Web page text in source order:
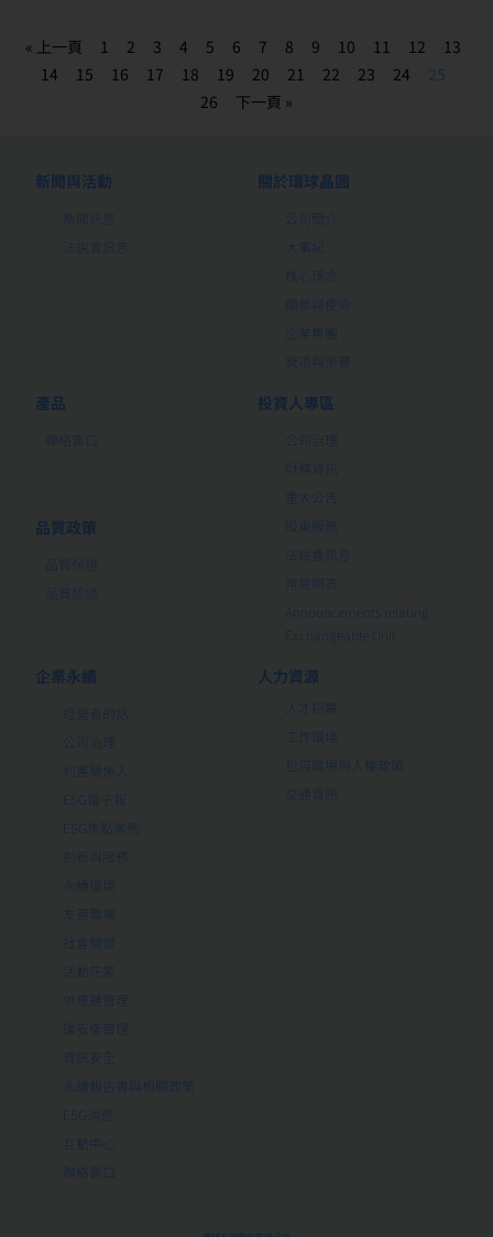
« 上一頁 1 2 3 4 5 6 7 8 9 10 11 12
13
14
15 16 17 18 19 20 21 22 23 24
25
26
下一頁 »
新聞與活動
新聞訊息
法說會訊息
關於環球晶圓
公司簡介
大事紀
核心理念
願景與使命
企業集團
獎項與榮譽
產品
聯絡窗口
品質政策
品質保證
品質認證
投資人專區
公司治理
財務資訊
重大公告
股東服務
法說會訊息
常見問答
Announcements relating
Exchangeable Unit
企業永續
經營者的話
公司治理
利害關係人
ESG電子報
ESG焦點案例
創新與服務
永續環境
友善職場
社會關懷
活動花絮
供應鏈管理
環安衛管理
資訊安全
永續報告書與相關政策
ESG消息
互動中心
聯絡窗口
人力資源
人才招募
工作環境
包容職場與人權政策
交通資訊